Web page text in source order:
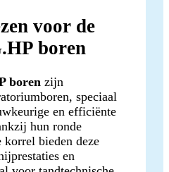
voor de
boren
boren zijn
speciaal
en efficiënte
hun ronde
bieden deze
en